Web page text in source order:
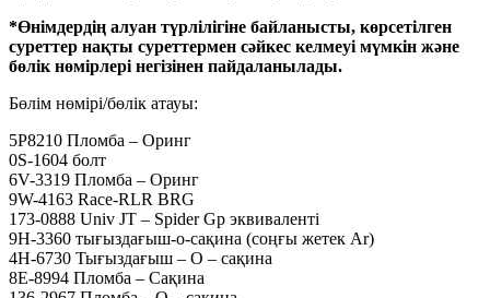
*Өнімдердің алуан түрлілігіне байланысты, көрсетілген
суреттер нақты суреттермен сәйкес келмеуі мүмкін және
бөлік нөмірлері негізінен пайдаланылады.
Бөлім нөмірі/бөлік атауы:
5P8210 Пломба – Оринг
0S-1604 болт
6V-3319 Пломба – Оринг
9W-4163 Race-RLR BRG
173-0888 Univ JT – Spider Gp эквиваленті
9H-3360 тығыздағыш-о-сақина (соңғы жетек Ar)
4H-6730 Тығыздағыш – O – сақина
8E-8994 Пломба – Сақина